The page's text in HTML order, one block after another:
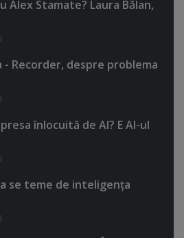
Alex Stamate? Laura Bălan,
- Recorder, despre problema
înlocuită de AI? E AI-ul
se teme de inteligenţa